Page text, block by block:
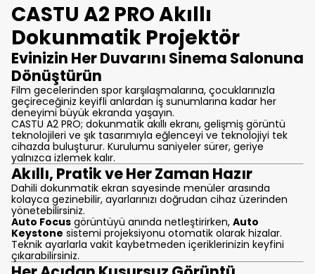
CASTU A2 PRO Akıllı
Dokunmatik Projektör
Evinizin Her Duvarını Sinema Salonuna
Dönüştürün
Film gecelerinden spor karşılaşmalarına, çocuklarınızla
geçireceğiniz keyifli anlardan iş sunumlarına kadar her
deneyimi büyük ekranda yaşayın.
CASTU A2 PRO; dokunmatik akıllı ekranı, gelişmiş görüntü
teknolojileri ve şık tasarımıyla eğlenceyi ve teknolojiyi tek
cihazda buluşturur. Kurulumu saniyeler sürer, geriye
yalnızca izlemek kalır.
Akıllı, Pratik ve Her Zaman Hazır
Dahili dokunmatik ekran sayesinde menüler arasında
kolayca gezinebilir, ayarlarınızı doğrudan cihaz üzerinden
yönetebilirsiniz.
Auto Focus görüntüyü anında netleştirirken, Auto
Keystone sistemi projeksiyonu otomatik olarak hizalar.
Teknik ayarlarla vakit kaybetmeden içeriklerinizin keyfini
çıkarabilirsiniz.